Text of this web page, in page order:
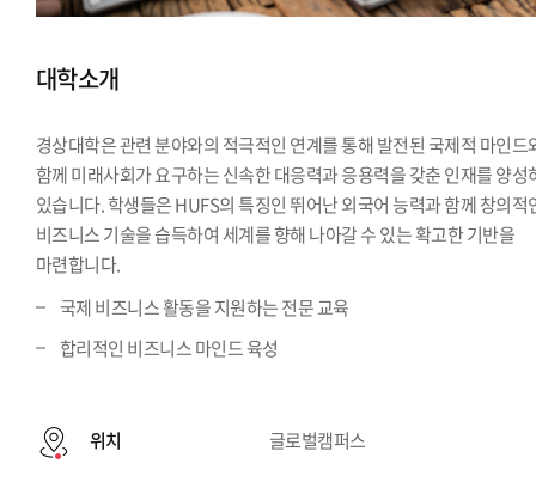
대학소개
경상대학은 관련 분야와의 적극적인 연계를 통해 발전된 국제적 마인드
함께 미래사회가 요구하는 신속한 대응력과 응용력을 갖춘 인재를 양성
있습니다. 학생들은 HUFS의 특징인 뛰어난 외국어 능력과 함께 창의적
비즈니스 기술을 습득하여 세계를 향해 나아갈 수 있는 확고한 기반을
마련합니다.
국제 비즈니스 활동을 지원하는 전문 교육
합리적인 비즈니스 마인드 육성
위치 글로벌캠퍼스